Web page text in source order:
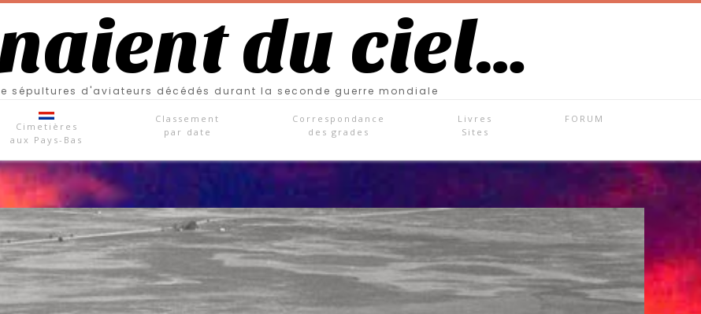
du ciel…
sépultures d'aviateurs décédés durant la seconde guerre mondiale
Cimetières
aux Pays-Bas
Classement
par date
Correspondance
des grades
Livres
Sites
FORUM